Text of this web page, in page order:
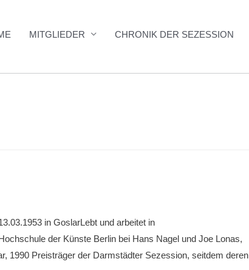
MITGLIEDER CHRONIK DER SEZESSION
in GoslarLebt und arbeitet in
der Künste Berlin bei Hans Nagel und Joe Lonas,
1990 Preisträger der Darmstädter Sezession, seitdem deren